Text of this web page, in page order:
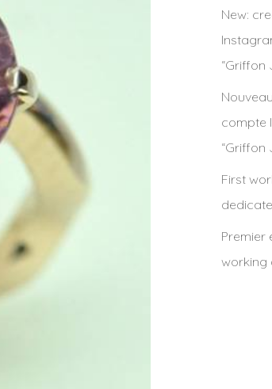
New:
“Griffon
compte
“Griffon
First
Premier
working